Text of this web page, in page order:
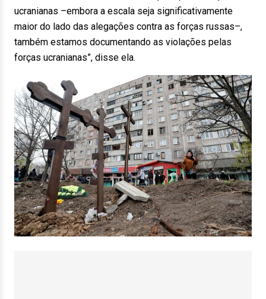
ucranianas –embora a escala seja significativamente
maior do lado das alegações contra as forças russas–,
também estamos documentando as violações pelas
forças ucranianas”, disse ela.